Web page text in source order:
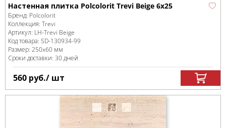
Настенная плитка Polcolorit Trevi Beige 6х25
Бренд: Polcolorit
Коллекция: Trevi
Артикул: LH-Trevi Beige
Код товара: SD-130934-99
Размер: 250x60 мм
Сроки доставки: 30 дней
560 руб./ шт